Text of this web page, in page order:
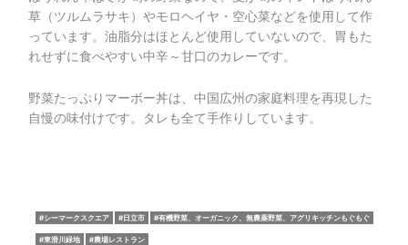
草（ツルムラサキ）やモロヘイヤ・空心菜などを使用して作
っています。油脂分はほとんど使用していないので、胃もた
れせずに食べやすい中辛～甘口のカレーです。
野菜たっぷりマーボー丼は、中国広州の家庭料理を再現した
自慢の味付けです。タレも全て手作りしています。
シーマークスクエア 日立市 有機野菜、オーガニック、無農薬野菜、アグリキッチンもぐもぐ
東滑川緑地 農場レストラン